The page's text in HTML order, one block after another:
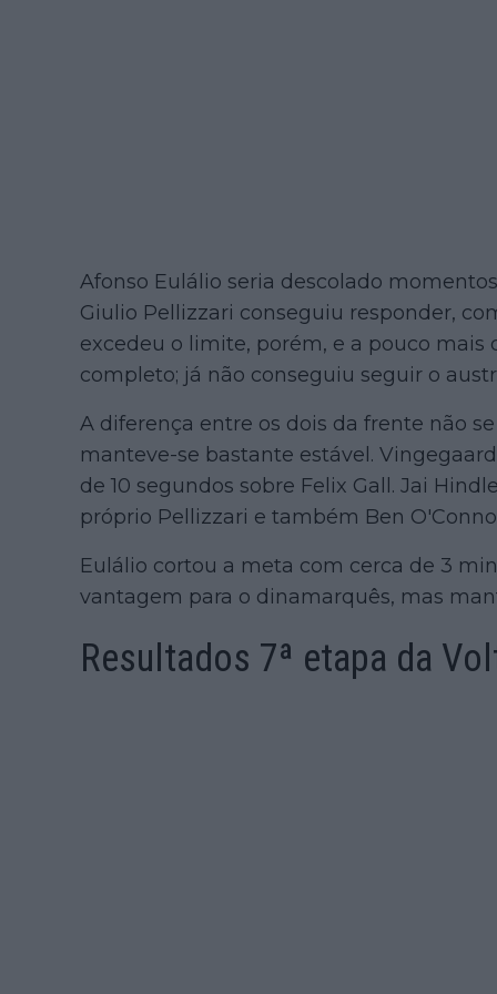
Afonso Eulálio seria descolado
Giulio Pellizzari conseguiu responder,
excedeu o limite, porém, e a pouco
completo; já não conseguiu seguir o
A diferença entre os dois da frente não
manteve-se bastante estável.
de 10 segundos sobre Felix Gall. Jai
próprio Pellizzari e também Ben
Eulálio cortou a meta com cerca de 3
vantagem para o dinamarquês, mas
Resultados 7ª etapa da